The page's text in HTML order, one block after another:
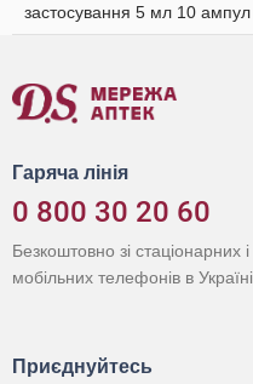
застосування 5 мл 10 ампул
Гаряча лінія
0 800 30 20 60
Безкоштовно зі стаціонарних і
мобільних телефонів в Україні
Приєднуйтесь